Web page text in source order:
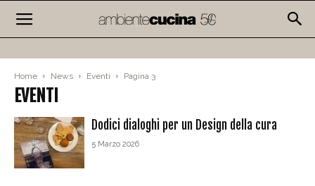
Home News Eventi Pagina 3
EVENTI
Dodici dialoghi per un Design della cura
5 Marzo 2026